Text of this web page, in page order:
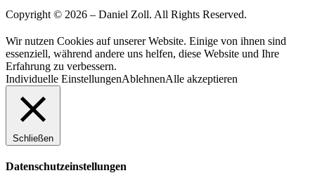
Copyright © 2026 – Daniel Zoll. All Rights Reserved.
Wir nutzen Cookies auf unserer Website. Einige von ihnen sind
essenziell, während andere uns helfen, diese Website und Ihre
Erfahrung zu verbessern.
Individuelle EinstellungenAblehnenAlle akzeptieren
Schließen
Datenschutzeinstellungen